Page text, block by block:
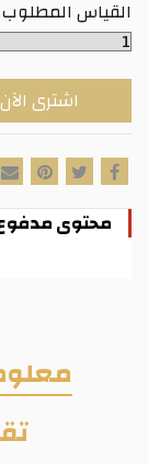
القياس المطلوب
اشترى الآن
محتوى